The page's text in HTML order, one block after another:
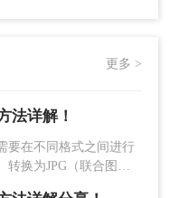
电脑中选择需要
更多 >
法详解！
要在不同格式之间进行
换为JPG（联合图像